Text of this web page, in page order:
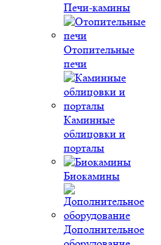
Печи-камины
Отопительные
печи
Каминные
облицовки и
порталы
Биокамины
Дополнительное